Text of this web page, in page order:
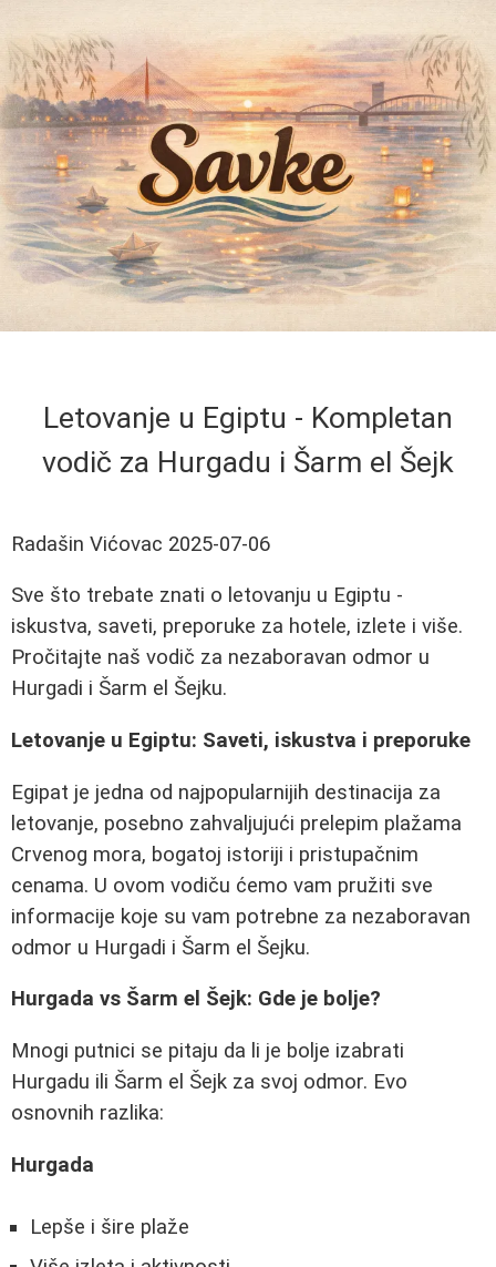
Letovanje u Egiptu - Kompletan
vodič za Hurgadu i Šarm el Šejk
Radašin Vićovac 2025-07-06
Sve što trebate znati o letovanju u Egiptu -
iskustva, saveti, preporuke za hotele, izlete i više.
Pročitajte naš vodič za nezaboravan odmor u
Hurgadi i Šarm el Šejku.
Letovanje u Egiptu: Saveti, iskustva i preporuke
Egipat je jedna od najpopularnijih destinacija za
letovanje, posebno zahvaljujući prelepim plažama
Crvenog mora, bogatoj istoriji i pristupačnim
cenama. U ovom vodiču ćemo vam pružiti sve
informacije koje su vam potrebne za nezaboravan
odmor u Hurgadi i Šarm el Šejku.
Hurgada vs Šarm el Šejk: Gde je bolje?
Mnogi putnici se pitaju da li je bolje izabrati
Hurgadu ili Šarm el Šejk za svoj odmor. Evo
osnovnih razlika:
Hurgada
Lepše i šire plaže